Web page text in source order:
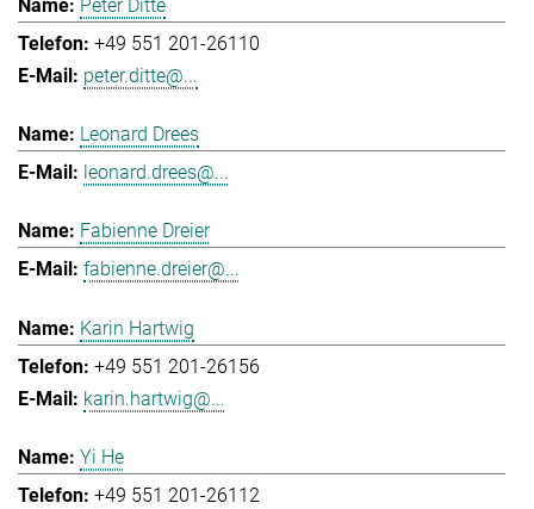
Peter Ditte
+49 551 201-26110
peter.ditte@...
Leonard Drees
leonard.drees@...
Fabienne Dreier
fabienne.dreier@...
Karin Hartwig
+49 551 201-26156
karin.hartwig@...
Yi He
+49 551 201-26112